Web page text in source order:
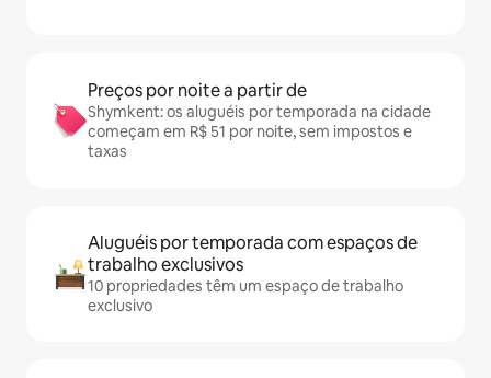
Preços por noite a partir de
Shymkent: os aluguéis por temporada na cidade
começam em R$ 51 por noite, sem impostos e
taxas
Aluguéis por temporada com espaços de
trabalho exclusivos
10 propriedades têm um espaço de trabalho
exclusivo